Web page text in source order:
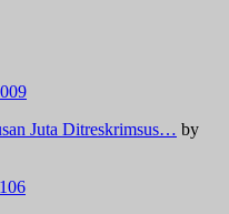
Juta Ditreskrimsus… by